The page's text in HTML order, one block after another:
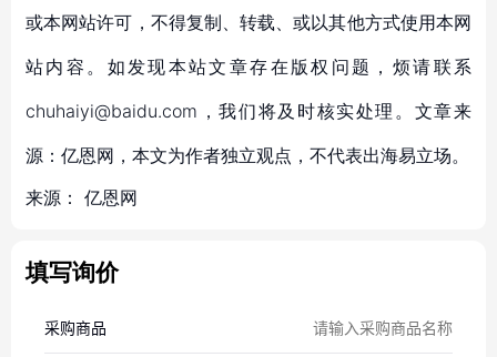
或本网站许可，不得复制、转载、或以其他方式使用本网
站内容。如发现本站文章存在版权问题，烦请联系
chuhaiyi@baidu.com，我们将及时核实处理。文章来
源：亿恩网，本文为作者独立观点，不代表出海易立场。
来源： 亿恩网
填写询价